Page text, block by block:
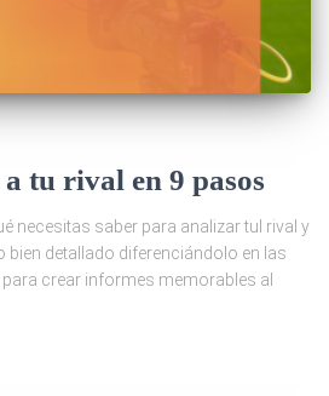
tu rival en 9 pasos
necesitas saber para analizar tul rival y
bien detallado diferenciándolo en las
crear informes memorables al